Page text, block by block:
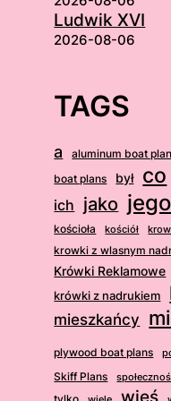
Ludwik XVI
2026-08-06
TAGS
a aluminum boat
boat plans był co
ich jako jego
kościoła kościół
krowki z wlasnym
Krówki Reklamowe
krówki z nadrukiem
mieszkańcy
plywood boat plans
Skiff Plans
wieś